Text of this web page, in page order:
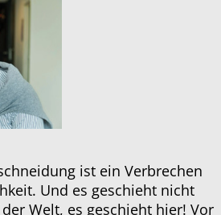
ist ein Verbrechen
Und es geschieht nicht
Welt, es geschieht hier! Vor